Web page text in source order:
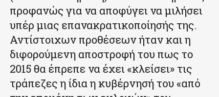
προφανώς για να αποφύγει να μιλήσει
υπέρ μιας επανακρατικοποίησής της.
Αντίστοιχων προθέσεων ήταν και η
διφορούμενη αποστροφή του πως το
2015 θα έπρεπε να έχει «κλείσει» τις
τράπεζες η ίδια η κυβέρνησή του «από